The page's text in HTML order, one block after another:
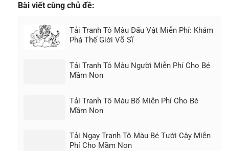
Bài viết cùng chủ đề:
Tải Tranh Tô Màu Đấu Vật Miễn Phí: Khám
Phá Thế Giới Võ Sĩ
Tải Tranh Tô Màu Người Miễn Phí Cho Bé
Mầm Non
Tải Tranh Tô Màu Bố Miễn Phí Cho Bé
Mầm Non
Tải Ngay Tranh Tô Màu Bé Tưới Cây Miễn
Phí Cho Mầm Non